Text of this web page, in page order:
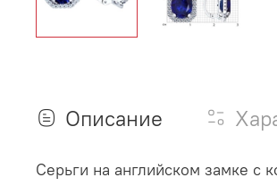
Описание
Серьги на английском замке с